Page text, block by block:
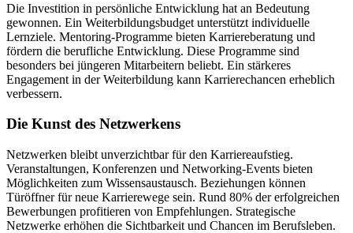
Die Investition in persönliche Entwicklung hat an Bedeutung
gewonnen. Ein Weiterbildungsbudget unterstützt individuelle
Lernziele. Mentoring-Programme bieten Karriereberatung und
fördern die berufliche Entwicklung. Diese Programme sind
besonders bei jüngeren Mitarbeitern beliebt. Ein stärkeres
Engagement in der Weiterbildung kann Karrierechancen erheblich
verbessern.
Die Kunst des Netzwerkens
Netzwerken bleibt unverzichtbar für den Karriereaufstieg.
Veranstaltungen, Konferenzen und Networking-Events bieten
Möglichkeiten zum Wissensaustausch. Beziehungen können
Türöffner für neue Karrierewege sein. Rund 80% der erfolgreichen
Bewerbungen profitieren von Empfehlungen. Strategische
Netzwerke erhöhen die Sichtbarkeit und Chancen im Berufsleben.